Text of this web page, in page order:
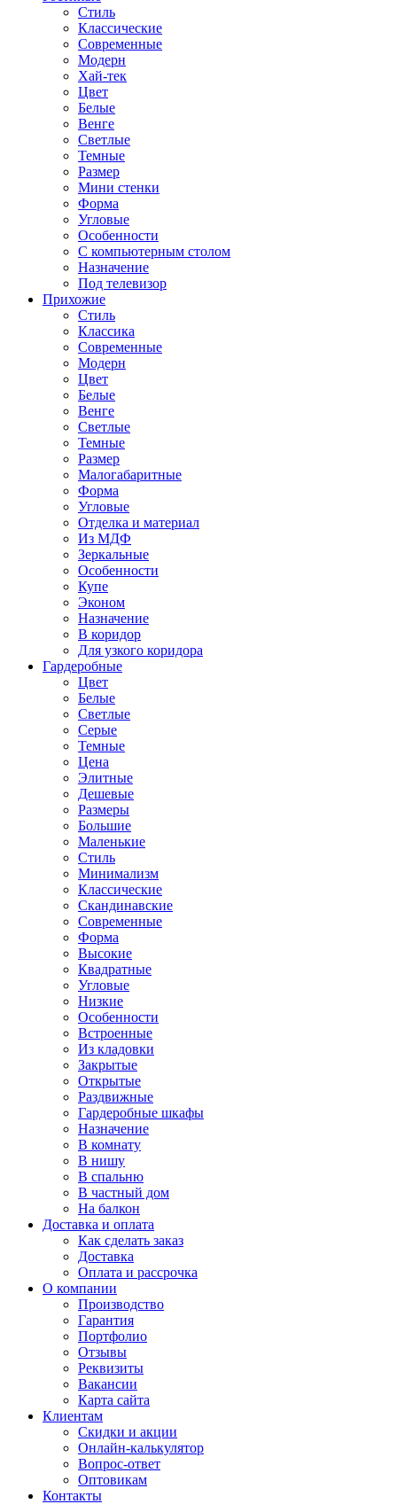
Стиль
Классические
Современные
Модерн
Хай-тек
Цвет
Белые
Венге
Светлые
Темные
Размер
Мини стенки
Форма
Угловые
Особенности
С компьютерным столом
Назначение
Под телевизор
Прихожие
Стиль
Классика
Современные
Модерн
Цвет
Белые
Венге
Светлые
Темные
Размер
Малогабаритные
Форма
Угловые
Отделка и материал
Из МДФ
Зеркальные
Особенности
Купе
Эконом
Назначение
В коридор
Для узкого коридора
Гардеробные
Цвет
Белые
Светлые
Серые
Темные
Цена
Элитные
Дешевые
Размеры
Большие
Маленькие
Стиль
Минимализм
Классические
Скандинавские
Современные
Форма
Высокие
Квадратные
Угловые
Низкие
Особенности
Встроенные
Из кладовки
Закрытые
Открытые
Раздвижные
Гардеробные шкафы
Назначение
В комнату
В нишу
В спальню
В частный дом
На балкон
Доставка и оплата
Как сделать заказ
Доставка
Оплата и рассрочка
О компании
Производство
Гарантия
Портфолио
Отзывы
Реквизиты
Вакансии
Карта сайта
Клиентам
Скидки и акции
Онлайн-калькулятор
Вопрос-ответ
Оптовикам
Контакты